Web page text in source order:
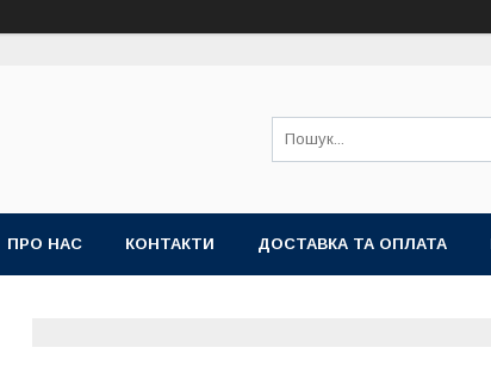
ПРО НАС КОНТАКТИ ДОСТАВКА ТА ОПЛАТА